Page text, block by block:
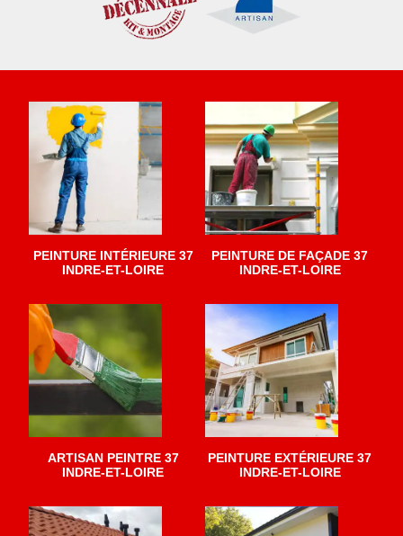
PEINTURE INTÉRIEURE 37
INDRE-ET-LOIRE
PEINTURE DE FAÇADE 37
INDRE-ET-LOIRE
ARTISAN PEINTRE 37
INDRE-ET-LOIRE
PEINTURE EXTÉRIEURE 37
INDRE-ET-LOIRE